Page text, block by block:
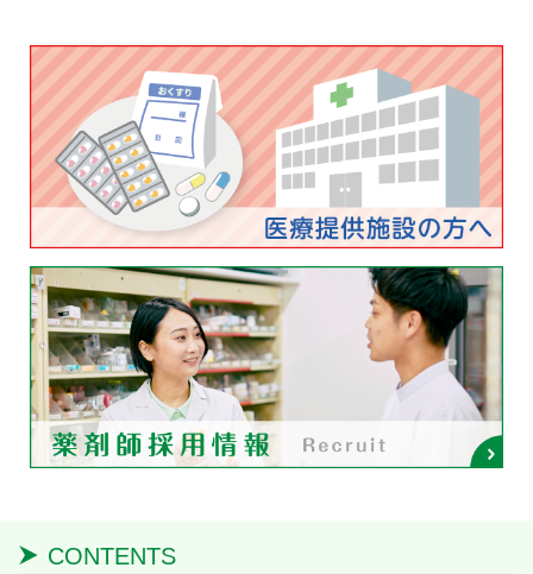
CONTENTS